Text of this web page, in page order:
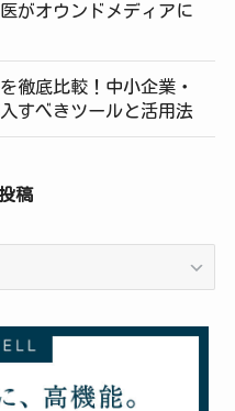
がオウンドメディアに
徹底比較！中小企業・
すべきツールと活用法
稿